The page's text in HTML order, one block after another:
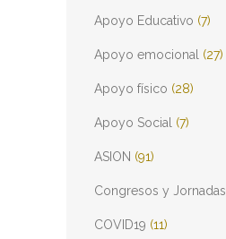
Apoyo Educativo (7)
Apoyo emocional (27)
Apoyo físico (28)
Apoyo Social (7)
ASION (91)
Congresos y Jornadas
COVID19 (11)